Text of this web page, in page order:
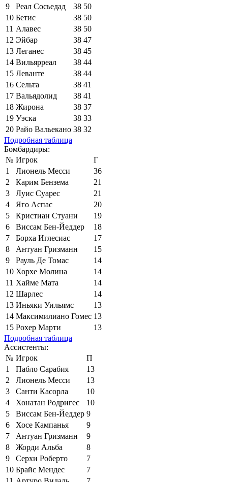
9
Реал Сосьедад 38 50
10 Бетис 38 50
11 Алавес 38 50
12 Эйбар 38 47
13 Леганес 38 45
14 Вильярреал 38 44
15 Леванте 38 44
16 Сельта 38 41
17 Вальядолид 38 41
18 Жирона 38 37
19 Уэска 38 33
20 Райо Вальекано 38 32
Подробная таблица
Бомбардиры:
№ Игрок
Г
1
Лионель Месси
36
2
Карим Бензема
21
3
Луис Суарес
21
4
Яго Аспас
20
5
Кристиан Стуани
19
6
Виссам Бен-Йеддер
18
7
Борха Иглесиас
17
8
Антуан Гризманн
15
9
Рауль Де Томас
14
10 Хорхе Молина
14
11 Хайме Мата
14
12 Шарлес
14
13 Иньяки Уильямс
13
14 Максимилиано Гомес 13
15 Рохер Марти
13
Подробная таблица
Ассистенты:
№ Игрок
П
1
Пабло Сарабия
13
2
Лионель Месси
13
3
Санти Касорла
10
4
Хонатан Родригес
10
5
Виссам Бен-Йеддер 9
6
Хосе Кампанья
9
7
Антуан Гризманн
9
8
Жорди Альба
8
9
Серхи Роберто
7
10 Брайс Мендес
7